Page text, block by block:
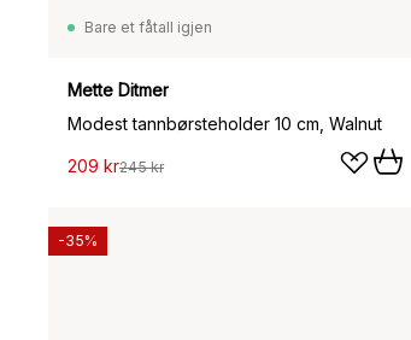
Bare et fåtall igjen
Mette Ditmer
Modest tannbørsteholder 10 cm, Walnut
209 kr245 kr
-35%